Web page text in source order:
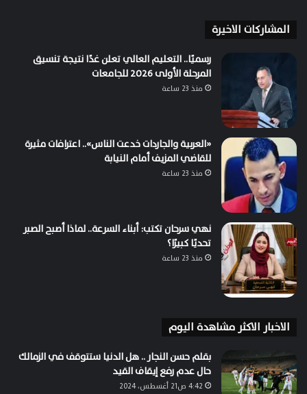
المشاركات الاخيرة
رسميًا.. التعليم العالي تعلن غدًا نتيجة تنسيق
المرحلة الأولى 2026 للجامعات
منذ 23 ساعة
«العربية والجاردات خدعت الناس».. اعترافات مثيرة
للقاضي المزيف أمام النيابة
منذ 23 ساعة
نهي سرحان تكتب: أبناء السرعة.. لماذا أصبح الصبر
تحديًا كبيرًا؟
منذ 23 ساعة
الاخبار الاكثر مشاهدة اليوم
بقلم حسن النجار .. هل الدنيا ستتوقف في الزمالك
حال عدم رفع إيقاف القيد
4:42 ص21 أغسطس، 2024